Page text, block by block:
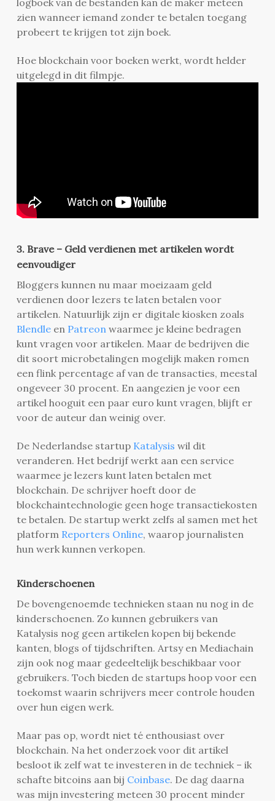
zien wanneer iemand zonder te betalen toegang
probeert te krijgen tot zijn boek.
Hoe blockchain voor boeken werkt, wordt helder
uitgelegd in dit filmpje.
3. Brave – Geld verdienen met artikelen wordt
eenvoudiger
Bloggers kunnen nu maar moeizaam geld
verdienen door lezers te laten betalen voor
artikelen. Natuurlijk zijn er digitale kiosken zoals
Blendleen Patreon waarmee je kleine bedragen
kunt vragen voor artikelen. Maar de bedrijven die
dit soort microbetalingen mogelijk maken romen
een flink percentage af van de transacties, meestal
ongeveer 30 procent. En aangezien je voor een
artikel hooguit een paar euro kunt vragen, blijft er
voor de auteur dan weinig over.
De Nederlandse startup Katalysis wil dit
veranderen. Het bedrijf werkt aan een service
waarmee je lezers kunt laten betalen met
blockchain. De schrijver hoeft door de
blockchaintechnologie geen hoge transactiekosten
te betalen. De startup werkt zelfs al samen met het
platform Reporters Online, waarop journalisten
hun werk kunnen verkopen.
Kinderschoenen
De bovengenoemde technieken staan nu nog in de
kinderschoenen. Zo kunnen gebruikers van
Katalysis nog geen artikelen kopen bij bekende
kanten, blogs of tijdschriften. Artsy en Mediachain
zijn ook nog maar gedeeltelijk beschikbaar voor
gebruikers. Toch bieden de startups hoop voor een
toekomst waarin schrijvers meer controle houden
over hun eigen werk.
Maar pas op, wordt niet té enthousiast over
blockchain. Na het onderzoek voor dit artikel
besloot ik zelf wat te investeren in de techniek – ik
schafte bitcoins aan bij Coinbase. De dag daarna
was mijn investering meteen 30 procent minder